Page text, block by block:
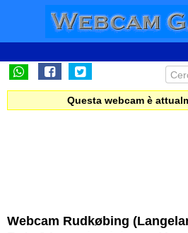
Questa webcam è
Webcam Rudkøbing